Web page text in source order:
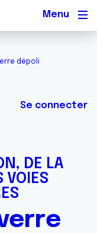
dépoli
Se connecter
DE LA
VOIES